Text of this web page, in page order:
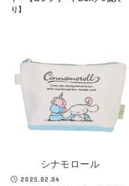
り】
シナモロール
2025.02.04